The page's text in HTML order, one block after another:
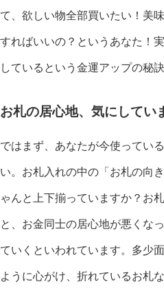
て、欲しい物全部買いたい！美
すればいいの？というあなた！
しているという金運アップの秘
お札の居心地、気にしてい
ではまず、あなたが今使ってい
い。お札入れの中の「お札の向
ゃんと上下揃っていますか？お
と、お金同士の居心地が悪くな
ていくといわれています。多少
ように心がけ、折れているお札